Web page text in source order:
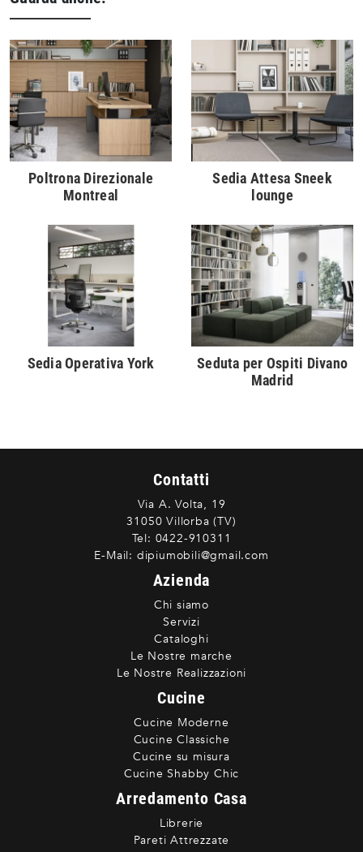
Poltrona Direzionale
Montreal
Sedia Attesa Sneek
lounge
Sedia Operativa York
Seduta per Ospiti Divano
Madrid
Contatti
Via A. Volta, 19
31050 Villorba (TV)
Tel: 0422-910311
E-Mail: dipiumobili@gmail.com
Azienda
Chi siamo
Servizi
Cataloghi
Le Nostre marche
Le Nostre Realizzazioni
Cucine
Cucine Moderne
Cucine Classiche
Cucine su misura
Cucine Shabby Chic
Arredamento Casa
Librerie
Pareti Attrezzate